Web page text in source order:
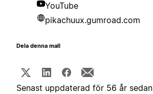
YouTube
pikachuux.gumroad.com
Dela denna mall
Senast uppdaterad för 56 år sedan